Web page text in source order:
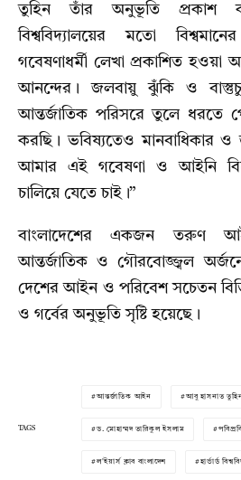
তুহিন তাঁর অনুভূতি প্রকাশ
বিশ্ববিদ্যালয়ের মতো
গবেষণাধর্মী লেখা প্রকাশিত হওয়া
আনন্দের। জলবায়ু ঝুঁকি ও
আন্তর্জাতিক পরিসরে তুলে ধরতে
করছি। ভবিষ্যতেও মানবাধিকার ও
আমার এই গবেষণা ও আইনি
চালিয়ে যেতে চাই।”
বাংলাদেশের একজন তরুণ
আন্তর্জাতিক ও গৌরবোজ্জ্বল অর্জনে
দেশের আইন ও পরিবেশ সচেতন
ও গর্বের অনুভূতি সৃষ্টি হয়েছে।
TAGS
আন্তর্জাতিক আইন আবু হাসনাত
ড. মোহাম্মদ তারিকুল ইসলাম পবিপ্রবি
ল'ইয়ার্স ক্লাব বাংলাদেশ হার্ভার্ড